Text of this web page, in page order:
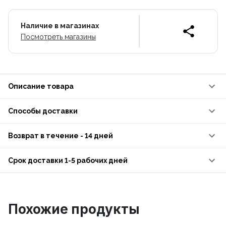
Наличие в магазинах
Посмотреть магазины
Описание товара
Способы доставки
Возврат в течение - 14 дней
Срок доставки 1-5 рабочих дней
Похожие продукты